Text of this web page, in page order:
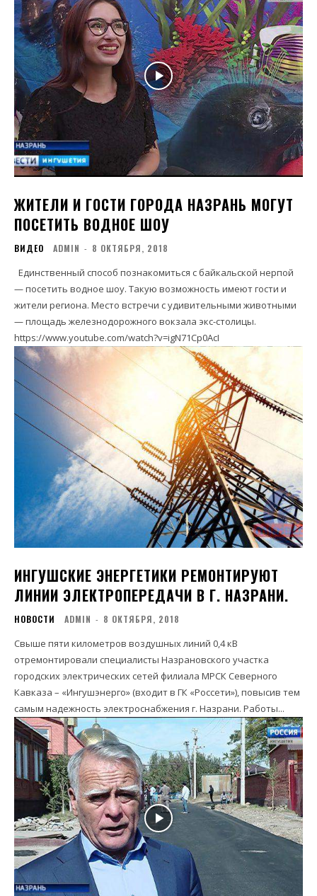
ЖИТЕЛИ И ГОСТИ ГОРОДА НАЗРАНЬ МОГУТ
ПОСЕТИТЬ ВОДНОЕ ШОУ
ВИДЕО ADMIN - 8 ОКТЯБРЯ, 2018
— посетить водное шоу. Такую возможность имеют гости и
жители региона. Место встречи с удивительными животными
— площадь железнодорожного вокзала экс-столицы.
https://www.youtube.com/watch?v=igN71Cp0AcI
ИНГУШСКИЕ ЭНЕРГЕТИКИ РЕМОНТИРУЮТ
ЛИНИИ ЭЛЕКТРОПЕРЕДАЧИ В Г. НАЗРАНИ.
НОВОСТИ ADMIN - 8 ОКТЯБРЯ, 2018
Свыше пяти километров воздушных линий 0,4 кВ
отремонтировали специалисты Назрановского участка
городских электрических сетей филиала МРСК Северного
Кавказа – «Ингушэнерго» (входит в ГК «Россети»), повысив тем
самым надежность электроснабжения г. Назрани. Работы...